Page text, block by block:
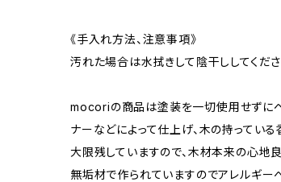
《手入れ方法、注意事項》
汚れた場合は水拭きして陰干ししてくださ
mocoriの商品は塗装を一切使用せずに
ナーなどによって仕上げ、木の持っている
大限残していますので、木材本来の心地
無垢材で作られていますのでアレルギー